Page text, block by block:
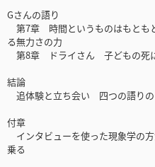
Gさんの語り
第7章 時間というものはもとも
る無力さの力
第8章 ドライさん 子どもの死
結論
追体験と立ち会い 四つの語りの
付章
インタビューを使った現象学の
乗る